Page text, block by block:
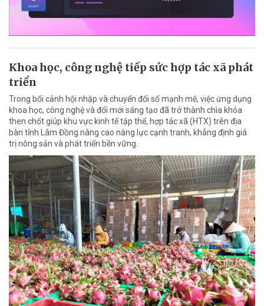
Khoa học, công nghệ tiếp sức hợp tác xã phát
triển
Trong bối cảnh hội nhập và chuyển đổi số mạnh mẽ, việc ứng dụng
khoa học, công nghệ và đổi mới sáng tạo đã trở thành chìa khóa
then chốt giúp khu vực kinh tế tập thể, hợp tác xã (HTX) trên địa
bàn tỉnh Lâm Đồng nâng cao năng lực cạnh tranh, khẳng định giá
trị nông sản và phát triển bền vững.